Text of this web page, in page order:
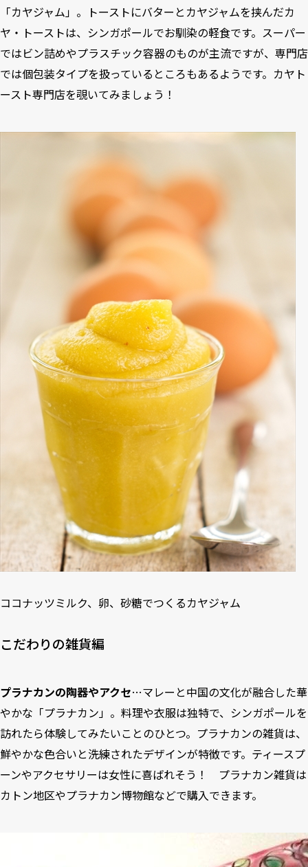
「カヤジャム」。トーストにバターとカヤジャムを挟んだカ
ヤ・トーストは、シンガポールでお馴染の軽食です。スーパー
ではビン詰めやプラスチック容器のものが主流ですが、専門店
では個包装タイプを扱っているところもあるようです。カヤト
ースト専門店を覗いてみましょう！
ココナッツミルク、卵、砂糖でつくるカヤジャム
こだわりの雑貨編
プラナカンの陶器やアクセ…マレーと中国の文化が融合した華
やかな「プラナカン」 。料理や衣服は独特で、シンガポールを
訪れたら体験してみたいことのひとつ。プラナカンの雑貨は、
鮮やかな色合いと洗練されたデザインが特徴です。ティースプ
ーンやアクセサリーは女性に喜ばれそう！ プラナカン雑貨は
カトン地区やプラナカン博物館などで購入できます。